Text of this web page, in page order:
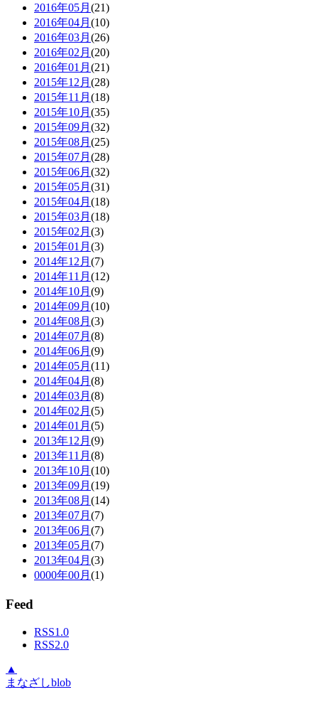
2016年05月 (21)
2016年04月 (10)
2016年03月 (26)
2016年02月 (20)
2016年01月 (21)
2015年12月 (28)
2015年11月 (18)
2015年10月 (35)
2015年09月 (32)
2015年08月 (25)
2015年07月 (28)
2015年06月 (32)
2015年05月 (31)
2015年04月 (18)
2015年03月 (18)
2015年02月 (3)
2015年01月 (3)
2014年12月 (7)
2014年11月 (12)
2014年10月 (9)
2014年09月 (10)
2014年08月 (3)
2014年07月 (8)
2014年06月 (9)
2014年05月 (11)
2014年04月 (8)
2014年03月 (8)
2014年02月 (5)
2014年01月 (5)
2013年12月 (9)
2013年11月 (8)
2013年10月 (10)
2013年09月 (19)
2013年08月 (14)
2013年07月 (7)
2013年06月 (7)
2013年05月 (7)
2013年04月 (3)
0000年00月 (1)
Feed
RSS1.0
RSS2.0
▲
まなざしblob